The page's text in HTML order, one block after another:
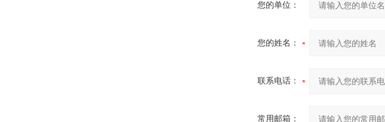
您的单位：
您的姓名：
联系电话：
常用邮箱：